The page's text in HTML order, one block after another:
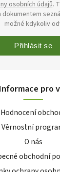
osobních údajů.
možné kdykoliv
Přihlásit se
Informace pro
Hodnocení
Věrnostní
O nás
obchodní